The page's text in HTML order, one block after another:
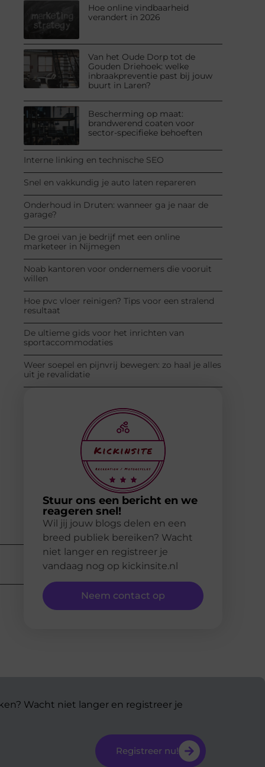
Hoe online vindbaarheid
verandert in 2026
Van het Oude Dorp tot de
Gouden Driehoek: welke
inbraakpreventie past bij jouw
buurt in Laren?
Bescherming op maat:
brandwerend coaten voor
sector-specifieke behoeften
Interne linking en technische SEO
Snel en vakkundig je auto laten repareren
Onderhoud in Druten: wanneer ga je naar de
garage?
De groei van je bedrijf met een online
marketeer in Nijmegen
Noab kantoren voor ondernemers die vooruit
willen
Hoe pvc vloer reinigen? Tips voor een stralend
resultaat
De ultieme gids voor het inrichten van
sportaccommodaties
Weer soepel en pijnvrij bewegen: zo haal je alles
uit je revalidatie
Stuur ons een bericht en we
reageren snel!
Wil jij jouw blogs delen en een
breed publiek bereiken? Wacht
niet langer en registreer je
vandaag nog op kickinsite.nl
Neem contact op
Wacht niet langer en registreer je
Registreer nu!